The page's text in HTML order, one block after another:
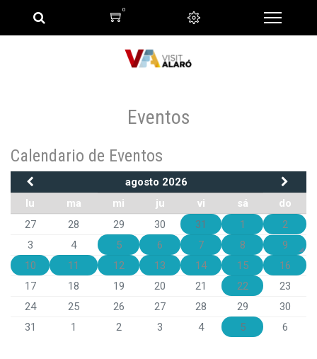
0
Eventos
Calendario de Eventos
agosto 2026
lu
ma mi ju vi sá
do
27
28 29 30 31 1
2
3
4 5 6 7 8
9
10
11 12 13 14 15
16
17
18 19 20 21 22
23
24
25 26 27 28 29
30
31
1 2 3 4 5 6